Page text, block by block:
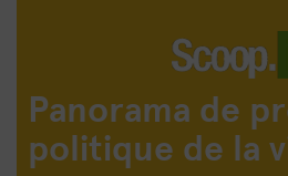
Panorama de
politique de la